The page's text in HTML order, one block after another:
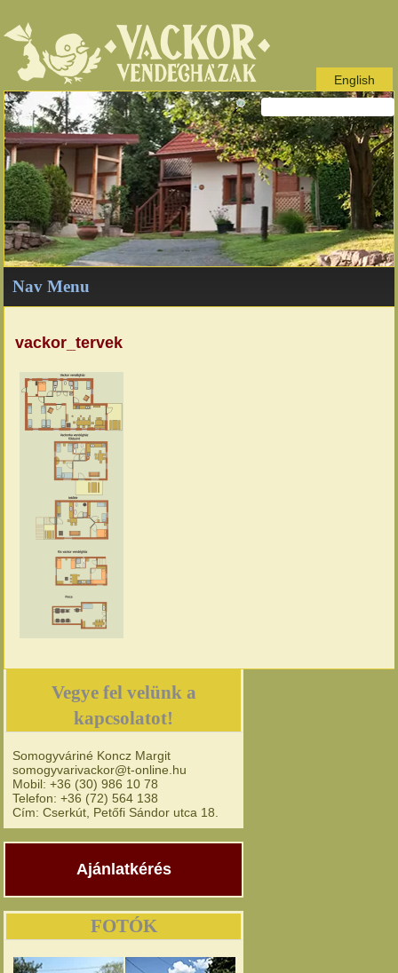
English
Nav Menu
vackor_tervek
Vegye fel velünk a
kapcsolatot!
Somogyváriné Koncz Margit
somogyvarivackor@t-online.hu
Mobil: +36 (30) 986 10 78
Telefon: +36 (72) 564 138
Cím: Cserkút, Petőfi Sándor utca 18.
Ajánlatkérés
FOTÓK